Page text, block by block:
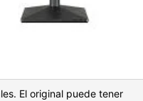
El original puede tener